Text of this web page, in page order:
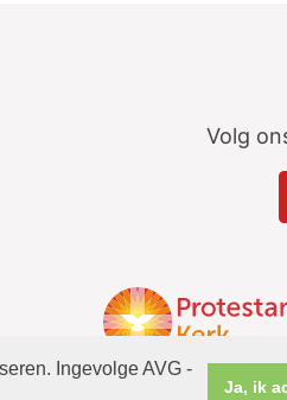
Ingevolge AVG -
Ja, ik
Volg